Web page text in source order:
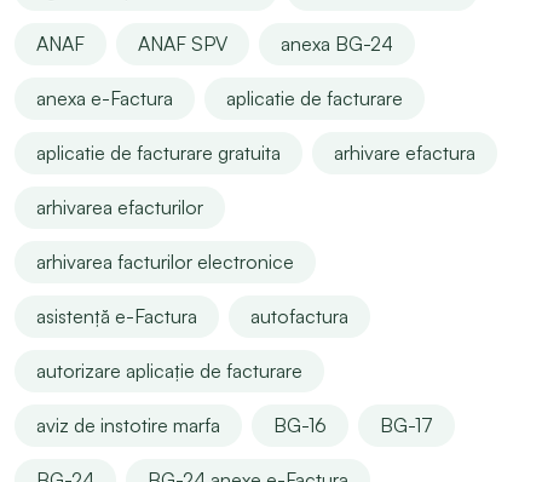
ANAF ANAF SPV anexa BG-24
anexa e-Factura aplicatie de facturare
aplicatie de facturare gratuita arhivare efactura
arhivarea efacturilor
arhivarea facturilor electronice
asistență e-Factura autofactura
autorizare aplicație de facturare
aviz de instotire marfa BG-16 BG-17